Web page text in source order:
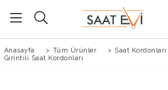
Anasayfa > Tüm Ürünler > Saat Kordonları
Girintili Saat Kordonları